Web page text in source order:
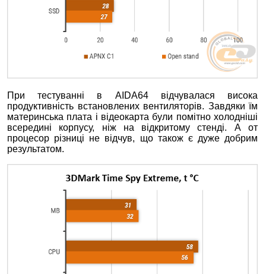
При тестуванні в AIDA64 відчувалася висока
продуктивність встановлених вентиляторів. Завдяки їм
материнська плата і відеокарта були помітно холодніші
всередині корпусу, ніж на відкритому стенді. А от
процесор різниці не відчув, що також є дуже добрим
результатом.